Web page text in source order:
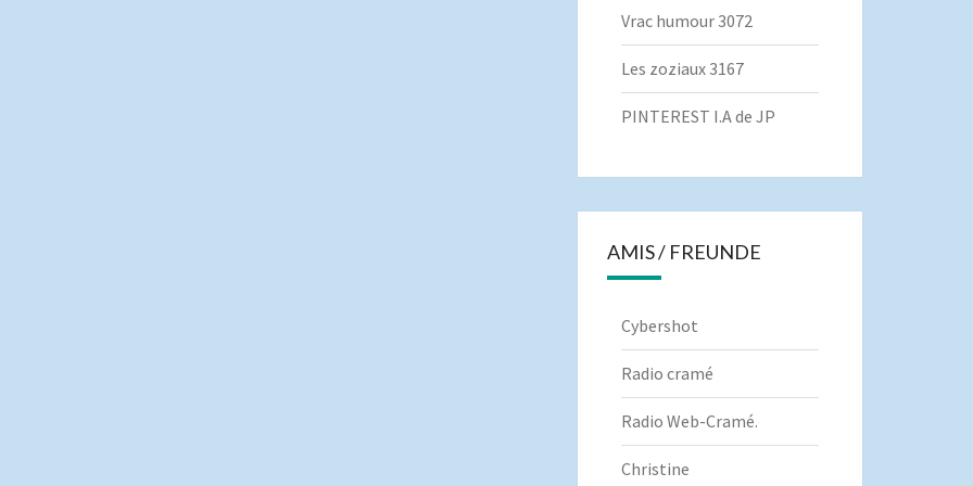
Vrac humour 3072
Les zoziaux 3167
PINTEREST I.A de JP
AMIS / FREUNDE
Cybershot
Radio cramé
Radio Web-Cramé.
Christine